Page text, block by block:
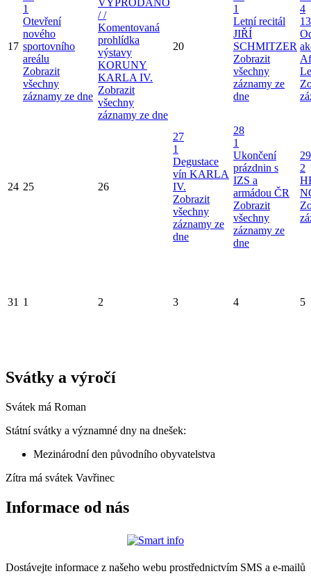
17
1
Otevření
nového
sportovního
areálu
Zobrazit
všechny
záznamy ze dne
VYPRODÁNO
/ /
Komentovaná
prohlídka
výstavy
KORUNY
KARLA IV.
Zobrazit
všechny
záznamy ze dne
20
1
Letní recitál
JIŘÍ
SCHMITZER
Zobrazit
všechny
záznamy ze
dne
4
24 25 26
27
1
Degustace
vín KARLA
IV.
Zobrazit
všechny
záznamy ze
dne
28
1
Ukončení
prázdnin s
IZS a
armádou ČR
Zobrazit
všechny
záznamy ze
dne
29
2
31 1 2 3 4 5
Svátky a výročí
Svátek má Roman
Státní svátky a významné dny na dnešek:
Mezinárodní den původního obyvatelstva
Zítra má svátek Vavřinec
Informace od nás
Dostávejte informace z našeho webu prostřednictvím SMS a e-mailů